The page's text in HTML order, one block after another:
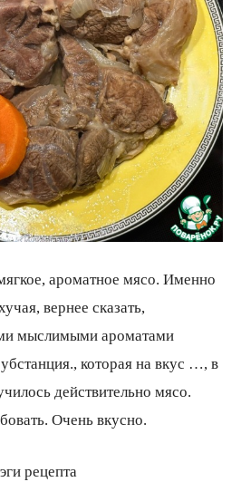
ароматное мясо. Именно
вернее сказать,
мыслимыми ароматами
которая на вкус …, в
действительно мясо.
Очень вкусно.
рецепта